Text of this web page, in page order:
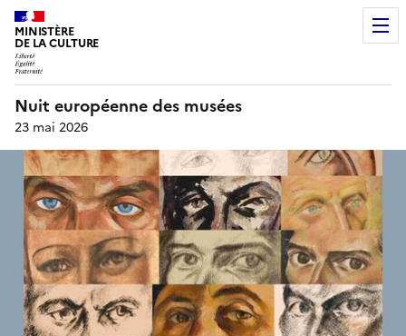
MINISTÈRE
DE LA CULTURE
Nuit européenne des musées
23 mai 2026